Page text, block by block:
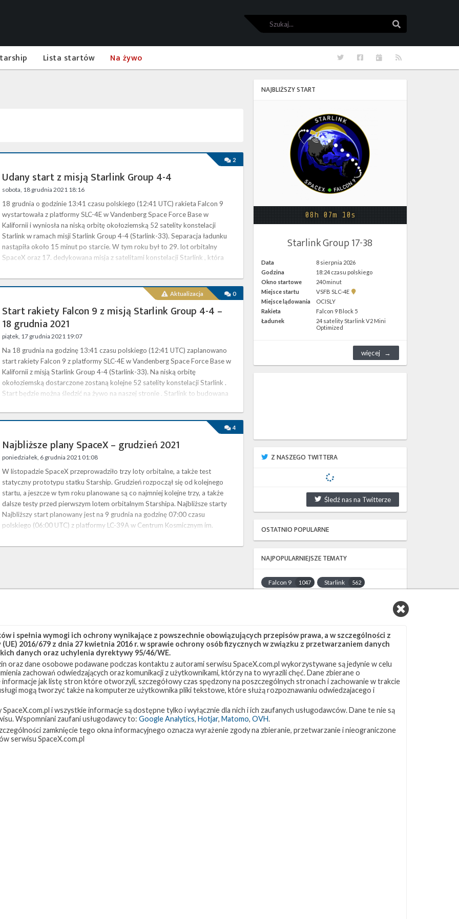
Szukaj
Lista startów Na żywo RSS
Kalendarze
Facebook
Twitter
2
Udany start z misją Starlink Group 4-4
sobota, 18 grudnia 2021 18:16
18 grudnia o godzinie 13:41 czasu polskiego (12:41 UTC) rakieta Falcon 9
wystartowała z platformy SLC-4E w Vandenberg Space Force Base w
Kalifornii i wyniosła na niską orbitę okołoziemską 52 satelity konstelacji
Starlink w ramach misji Starlink Group 4-4 (Starlink-33). Separacja ładunku
nastąpiła około 15 minut po starcie. W tym roku był to 29. lot orbitalny
SpaceX oraz 17. dedykowana misja z satelitami konstelacji Starlink , która
Aktualizacja 0
Start rakiety Falcon 9 z misją Starlink Group 4-4 –
18 grudnia 2021
piątek, 17 grudnia 2021 19:07
Na 18 grudnia na godzinę 13:41 czasu polskiego (12:41 UTC) zaplanowano
start rakiety Falcon 9 z platformy SLC-4E w Vandenberg Space Force Base w
Kalifornii z misją Starlink Group 4-4 (Starlink-33). Na niską orbitę
okołoziemską dostarczone zostaną kolejne 52 satelity konstelacji Starlink .
Start będzie można śledzić na żywo na naszej stronie . Starlink to budowana
która ma docelowo dostarczać usługę …
4
Najbliższe plany SpaceX – grudzień 2021
poniedziałek, 6 grudnia 2021 01:08
W listopadzie SpaceX przeprowadziło trzy loty orbitalne, a także test
statyczny prototypu statku Starship. Grudzień rozpoczął się od kolejnego
startu, a jeszcze w tym roku planowane są co najmniej kolejne trzy, a także
dalsze testy przed pierwszym lotem orbitalnym Starshipa. Najbliższe starty
Najbliższy start planowany jest na 9 grudnia na godzinę 07:00 czasu
polskiego (06:00 UTC) z platformy LC-39A w Centrum Kosmicznym im.
NAJBLIŻSZY START
08h 07m 10s
Starlink Group 17-38
Data
8 sierpnia 2026
Godzina
18:24 czasu polskiego
Okno startowe
240 minut
Miejsce startu
VSFB SLC-4E
Pokaż
SLC-
4E w
Google
Miejsce lądowania
OCISLY
Rakieta
Falcon 9 Block 5
Ładunek
24 satelity Starlink V2 Mini
Optimized
więcej
Z NASZEGO TWITTERA
Śledź nas na Twitterze
OSTATNIO POPULARNE
NAJPOPULARNIEJSZE TEMATY
Falcon 9 1047 Starlink 562
JRTI 214 ASOG 182
Starship 107 Landing Zone 1 96
Loty załogowe 95 ISS 93
ZAPRZYJAŹNIONE STRONY
Kosmogadka
i spełnia wymogi ich ochrony wynikające z powszechnie obowiązujących przepisów prawa, a w szczególności z
2016/679 z dnia 27 kwietnia 2016 r. w sprawie ochrony osób fizycznych w związku z przetwarzaniem danych
danych oraz uchylenia dyrektywy 95/46/WE.
oraz dane osobowe podawane podczas kontaktu z autorami serwisu SpaceX.com.pl wykorzystywane są jedynie w celu
zachowań odwiedzających oraz komunikacji z użytkownikami, którzy na to wyrazili chęć. Dane zbierane o
jak listę stron które otworzyli, szczegółowy czas spędzony na poszczególnych stronach i zachowanie w trakcie
mogą tworzyć także na komputerze użytkownika pliki tekstowe, które służą rozpoznawaniu odwiedzajacego i
i wszystkie informacje są dostępne tylko i wyłącznie dla nich i ich zaufanych usługodawców. Dane te nie są
Wspomniani zaufani usługodawcy to: Google Analytics, Hotjar, Matomo, OVH.
zamknięcie tego okna informacyjnego oznacza wyrażenie zgody na zbieranie, przetwarzanie i nieograniczone
serwisu SpaceX.com.pl